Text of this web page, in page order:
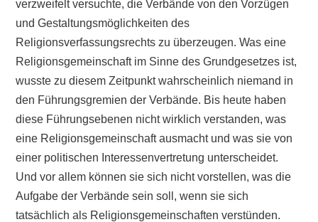
verzweifelt versuchte, die Verbände von den Vorzügen
und Gestaltungsmöglichkeiten des
Religionsverfassungsrechts zu überzeugen. Was eine
Religionsgemeinschaft im Sinne des Grundgesetzes ist,
wusste zu diesem Zeitpunkt wahrscheinlich niemand in
den Führungsgremien der Verbände. Bis heute haben
diese Führungsebenen nicht wirklich verstanden, was
eine Religionsgemeinschaft ausmacht und was sie von
einer politischen Interessenvertretung unterscheidet.
Und vor allem können sie sich nicht vorstellen, was die
Aufgabe der Verbände sein soll, wenn sie sich
tatsächlich als Religionsgemeinschaften verstünden.